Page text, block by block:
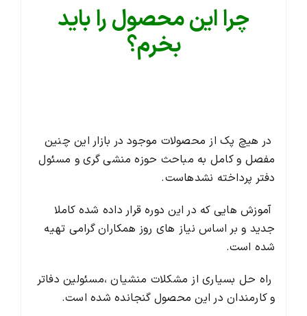
چرا این محصول را باید
بخرم؟
در هیچ پک از محصولات موجود در بازار این چنین
مفصل و کامل به مباحث حوزه منشی گری و مسئول
دفتر پرداخته نشدهاست.
آموزش هایی که در این دوره قرار داده شده کاملا
جدید و بر اساس نیاز های روز همکاران گرامی تهیه
شده است.
راه حل بسیاری از مشکلات منشیان ،مسئولین دفاتر
و کارمندان در این محصول گنجانده شده است.